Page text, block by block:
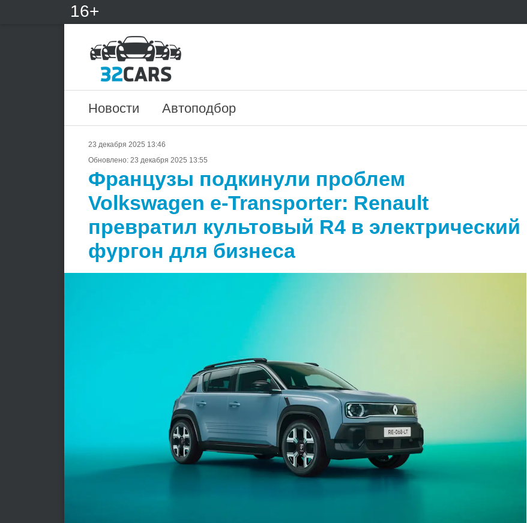
16+
Новости Автоподбор
23 декабря 2025 13:46
Обновлено: 23 декабря 2025 13:55
Французы подкинули проблем
Volkswagen e-Transporter: Renault
превратил культовый R4 в электрический
фургон для бизнеса